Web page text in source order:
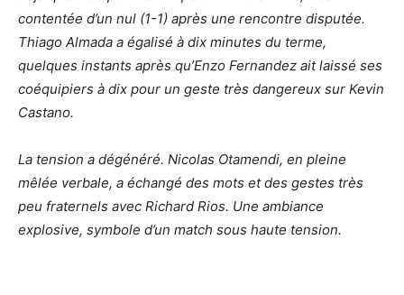
contentée d’un nul (1-1) après une rencontre disputée.
Thiago Almada a égalisé à dix minutes du terme,
quelques instants après qu’Enzo Fernandez ait laissé ses
coéquipiers à dix pour un geste très dangereux sur Kevin
Castano.
La tension a dégénéré. Nicolas Otamendi, en pleine
mêlée verbale, a échangé des mots et des gestes très
peu fraternels avec Richard Rios. Une ambiance
explosive, symbole d’un match sous haute tension.